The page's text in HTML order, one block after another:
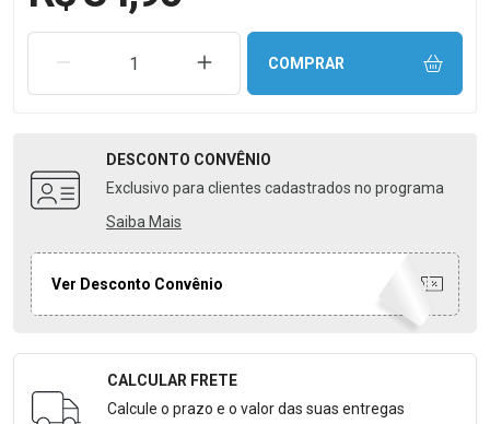
REMOVER UMA UNIDADEAUMENTAR UMA UNIDADE
COMPRAR
DESCONTO CONVÊNIO
Exclusivo para clientes cadastrados no programa
Saiba Mais
Ver Desconto Convênio
Formulário para Calcular o Frete
CALCULAR FRETE
Calcule o prazo e o valor das suas entregas